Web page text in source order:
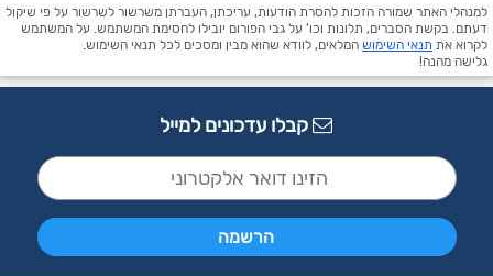
למנהלי האתר שמורה הזכות להסרת הודעות, עריכתן, העברתן משרשור לשרשור על פי שיקול
דעתם. בקשת הסברים, תלונות וכו' על גבי הפורום יובילו לחסימת המשתמש. על המשתמש
לקרוא את תנאי השימוש המלאים, לוודא שהוא מבין ומסכים לכל תנאי השימוש.
גלישה מהנה!
קבלו עדכונים למייל